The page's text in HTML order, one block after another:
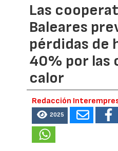
Las
Baleares
pérdidas de
40% por las
calor
Redacción
2025